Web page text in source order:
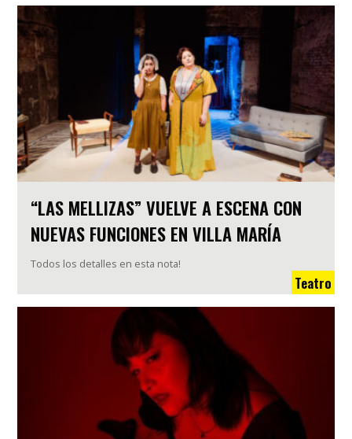
“LAS MELLIZAS” VUELVE A ESCENA CON
NUEVAS FUNCIONES EN VILLA MARÍA
Todos los detalles en esta nota!
Teatro